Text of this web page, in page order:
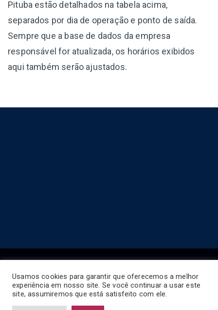
Pituba estão detalhados na tabela acima,
separados por dia de operação e ponto de saída.
Sempre que a base de dados da empresa
responsável for atualizada, os horários exibidos
aqui também serão ajustados.
Copyright © 2026 Horário de Ônibus BR
Usamos cookies para garantir que oferecemos a melhor
experiência em nosso site. Se você continuar a usar este
site, assumiremos que está satisfeito com ele.